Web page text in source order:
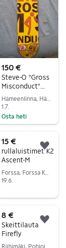
150 €
Steve-O "Gross
Misconduct"
skeitti dekki
Hämeenlinna, Hämeenlinna Keskus, Kanta-Häme
1.7.
Osta heti
suosikiksi.
15 €
rullaluistimet K2
Ascent-M
Forssa, Forssa Keskus, Kanta-Häme
19.6.
suosikiksi.
8 €
Skeittilauta
Firefly